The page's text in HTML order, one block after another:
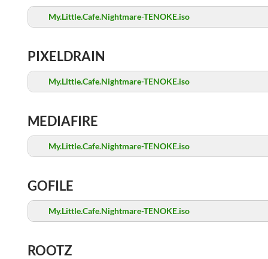
My.Little.Cafe.Nightmare-TENOKE.iso
PIXELDRAIN
My.Little.Cafe.Nightmare-TENOKE.iso
MEDIAFIRE
My.Little.Cafe.Nightmare-TENOKE.iso
GOFILE
My.Little.Cafe.Nightmare-TENOKE.iso
ROOTZ